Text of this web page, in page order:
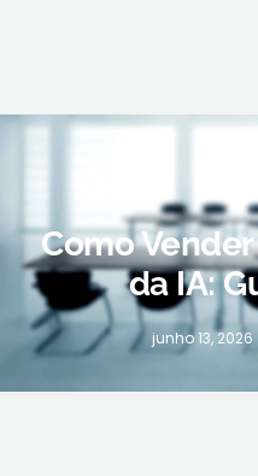
Como
da IA:
junho 13, 2026